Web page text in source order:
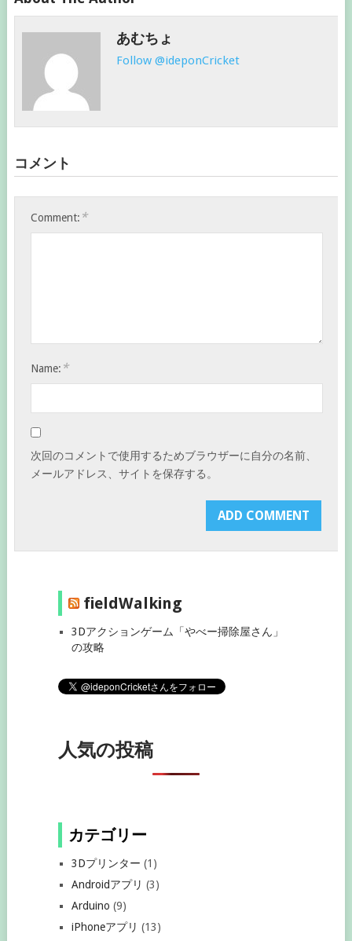
あむちょ
Follow @ideponCricket
コメント
Comment: *
Name: *
次回のコメントで使用するためブラウザーに自分の名前、
メールアドレス、サイトを保存する。
fieldWalking
3Dアクションゲーム「やべー掃除屋さん」
の攻略
人気の投稿
カテゴリー
3Dプリンター (1)
Androidアプリ (3)
Arduino (9)
iPhoneアプリ (13)